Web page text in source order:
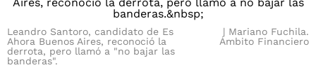
Leandro Santoro, candidato de Es
Ahora Buenos Aires, reconoció la
derrota, pero llamó a "no bajar las
banderas".
Mariano Fuchila.
Ámbito Financiero